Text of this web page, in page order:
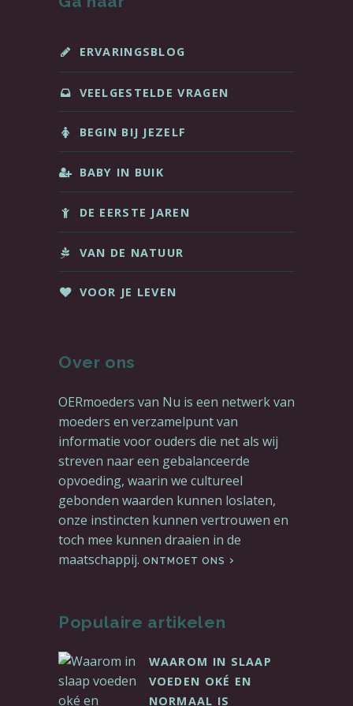
ERVARINGSBLOG
VEELGESTELDE VRAGEN
BEGIN BIJ JEZELF
BABY IN BUIK
DE EERSTE JAREN
VAN DE NATUUR
VOOR JE LEVEN
Over ons
OERmoeders van Nu is een netwerk van
moeders en verzamelpunt van
informatie voor ouders die net als wij
streven naar een gebalanceerde
opvoeding, waarin we cultureel
gebonden waarden kunnen loslaten,
onze instincten kunnen vertrouwen en
toch mee kunnen draaien in de
maatschappij. ONTMOET ONS
Populaire artikelen
WAAROM IN SLAAP
VOEDEN OKÉ EN
NORMAAL IS